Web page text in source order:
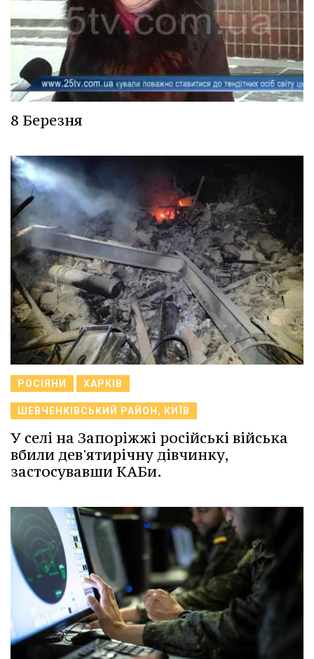
8 Березня
РОСІЯНИ ХАРКІВ
ШЕВЧЕНКІВСЬКИЙ РАЙОН, КИЇВ
У селі на Запоріжжі російські війська
вбили дев'ятирічну дівчинку,
застосувавши КАБи.